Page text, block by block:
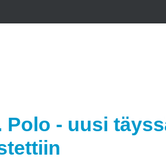
Polo - uusi